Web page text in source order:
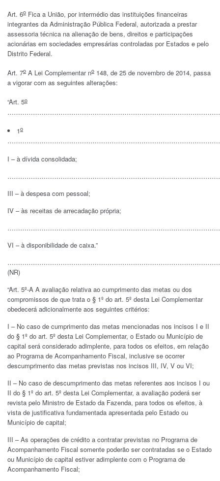
Art. 6o Fica a União, por intermédio das instituições financeiras
integrantes da Administração Pública Federal, autorizada a prestar
assessoria técnica na alienação de bens, direitos e participações
acionárias em sociedades empresárias controladas por Estados e pelo
Distrito Federal.
Art. 7o A Lei Complementar no 148, de 25 de novembro de 2014, passa
a vigorar com as seguintes alterações:
“Art. 5o
1o
I – à dívida consolidada;
III – à despesa com pessoal;
IV – às receitas de arrecadação própria;
VI – à disponibilidade de caixa.”
(NR)
“Art. 5º-A A avaliação relativa ao cumprimento das metas ou dos
compromissos de que trata o § 1º do art. 5º desta Lei Complementar
obedecerá adicionalmente aos seguintes critérios:
I – No caso de cumprimento das metas mencionadas nos incisos I e II
do § 1º do art. 5º desta Lei Complementar, o Estado ou Município de
capital será considerado adimplente, para todos os efeitos, em relação
ao Programa de Acompanhamento Fiscal, inclusive se ocorrer
descumprimento das metas previstas nos incisos III, IV, V ou VI;
II – No caso de descumprimento das metas referentes aos incisos I ou
II do § 1º do art. 5º desta Lei Complementar, a avaliação poderá ser
revista pelo Ministro de Estado da Fazenda, para todos os efeitos, à
vista de justificativa fundamentada apresentada pelo Estado ou
Município de capital;
III – As operações de crédito a contratar previstas no Programa de
Acompanhamento Fiscal somente poderão ser contratadas se o Estado
ou Município de capital estiver adimplente com o Programa de
Acompanhamento Fiscal;